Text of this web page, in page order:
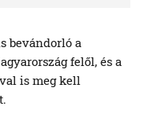
felől, és a
is meg kell